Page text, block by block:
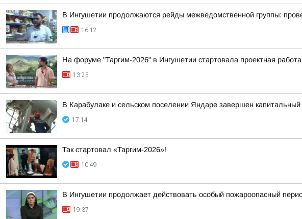
В Ингушетии продолжаются рейды межведомственной группы:
16:12
На форуме "Таргим-2026" в Ингушетии стартовала проектная работа
13:25
В Карабулаке и сельском поселении Яндаре завершен
17:14
Так стартовал «Таргим-2026»!
10:49
В Ингушетии продолжает действовать особый пожароопасный
19:37